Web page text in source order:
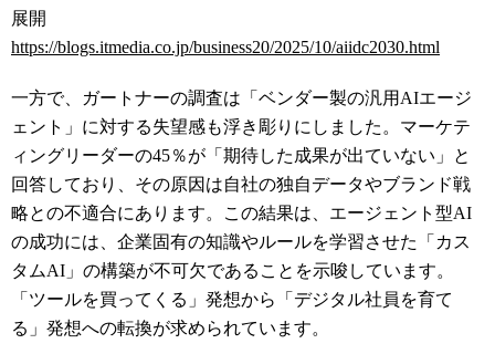
展開
https://blogs.itmedia.co.jp/business20/2025/10/aiidc2030.html
一方で、ガートナーの調査は「ベンダー製の汎用AIエージ
ェント」に対する失望感も浮き彫りにしました。マーケテ
ィングリーダーの45％が「期待した成果が出ていない」と
回答しており、その原因は自社の独自データやブランド戦
略との不適合にあります。この結果は、エージェント型AI
の成功には、企業固有の知識やルールを学習させた「カス
タムAI」の構築が不可欠であることを示唆しています。
「ツールを買ってくる」発想から「デジタル社員を育て
る」発想への転換が求められています。